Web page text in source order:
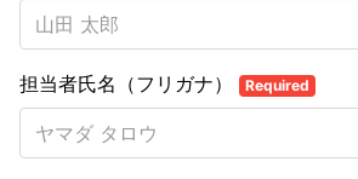
担当者氏名（フリガナ） Required